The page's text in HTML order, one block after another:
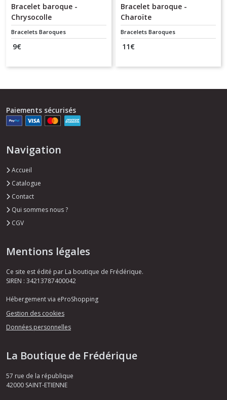
Bracelet baroque -
Chrysocolle
Bracelets Baroques
9€
Bracelet baroque -
Charoïte
Bracelets Baroques
11€
Paiements sécurisés
Navigation
Accueil
Catalogue
Contact
Qui sommes nous ?
CGV
Mentions légales
Ce site est édité par La boutique de Frédérique.
SIREN : 34213787400042
Hébergement via eProShopping
Gestion des cookies
Données personnelles
La Boutique de Frédérique
57 rue de la république
42000 SAINT-ETIENNE